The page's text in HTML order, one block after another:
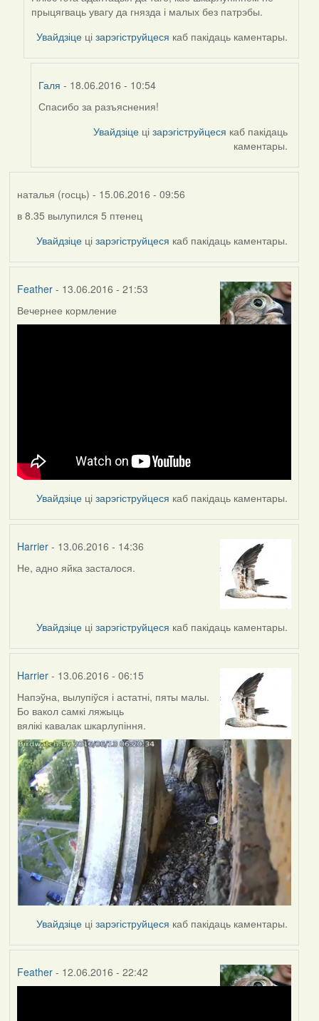
прыцягваць увагу да гнязда і малых без патрэбы.
Увайдзіце цізарэгіструйцеся каб пакідаць каментары.
Галя - 18.06.2016 - 10:54
In
Harrier
Спасибо за разъяснения!
Увайдзіце цізарэгіструйцеся каб пакідаць
каментары.
наталья (госць) - 15.06.2016 - 09:56
в 8.35 вылупился 5 птенец
Увайдзіце цізарэгіструйцеся каб пакідаць каментары.
Feather- 13.06.2016 - 21:53
Вечернее кормление
Увайдзіце цізарэгіструйцеся каб пакідаць каментары.
Harrier- 13.06.2016 - 14:36
Не, адно яйка засталося.
Увайдзіце цізарэгіструйцеся каб пакідаць каментары.
Harrier- 13.06.2016 - 06:15
Напэўна, вылупіўся і астатні, пяты малы.
Бо вакол самкі ляжыць
вялікі кавалак шкарлупіння.
Увайдзіце цізарэгіструйцеся каб пакідаць каментары.
Feather- 12.06.2016 - 22:42